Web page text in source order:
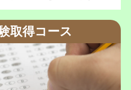
取得コース